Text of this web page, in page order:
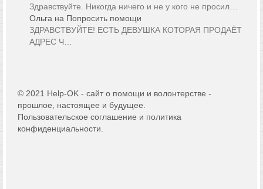
Здравствуйте. Никогда ничего и не у кого не просил…
Ольга на Попросить помощи
ЗДРАВСТВУЙТЕ! ЕСТЬ ДЕВУШКА КОТОРАЯ ПРОДАЁТ
АДРЕС Ч…
© 2021 Help-OK - сайт о помощи и волонтерстве -
прошлое, настоящее и будущее.
Пользовательское соглашение и политика
конфиденциальности.